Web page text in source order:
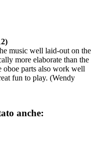
music well laid-out on the
more elaborate than the
parts also work well
fun to play. (Wendy
anche: